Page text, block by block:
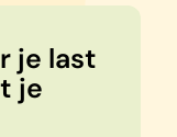
je last
je